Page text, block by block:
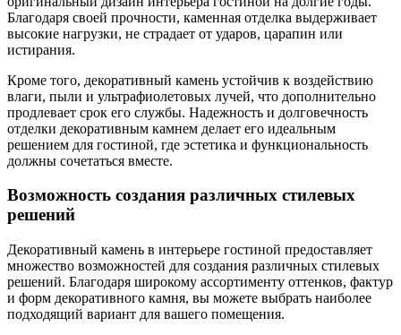
Благодаря своей прочности, каменная отделка выдерживает
высокие нагрузки, не страдает от ударов, царапин или
истирания.
Кроме того, декоративный камень устойчив к воздействию
влаги, пыли и ультрафиолетовых лучей, что дополнительно
продлевает срок его службы. Надежность и долговечность
отделки декоративным камнем делает его идеальным
решением для гостиной, где эстетика и функциональность
должны сочетаться вместе.
Возможность создания различных стилевых
решений
Декоративный камень в интерьере гостиной предоставляет
множество возможностей для создания различных стилевых
решений. Благодаря широкому ассортименту оттенков, фактур
и форм декоративного камня, вы можете выбрать наиболее
подходящий вариант для вашего помещения.